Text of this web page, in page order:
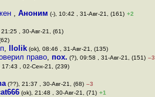
, Аноним (-), 10:42 , 31-Авг-21, (161) +2
21:25 , 30-Авг-21, (61)
, llolik (ok), 08:46 , 31-Авг-21, (135)
право, пох. (?), 09:58 , 31-Авг-21, (151) –3
17:43 , 02-Сен-21, (239)
(??), 21:37 , 30-Авг-21, (68) –3
(ok), 21:48 , 30-Авг-21, (71) +1